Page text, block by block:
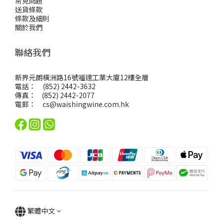
送貨條款
條款及細則
關於我們
聯絡我們
新界元朗橫洲路16號福達工業大廈12樓全層
電話： (852) 2442-3632
傳真： (852) 2442-2077
電郵： cs@waishingwine.com.hk
繁體中文